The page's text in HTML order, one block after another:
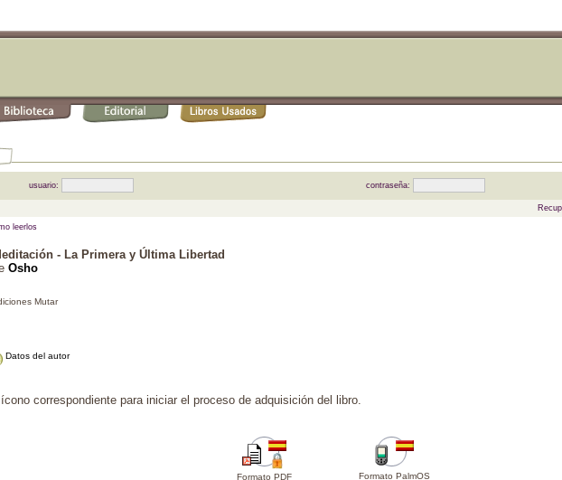
usuario: contraseña:
leerlos
- La Primera y Última Libertad
Osho
ediciones Mutar
Datos del autor
correspondiente para iniciar el proceso de adquisición del libro.
Formato PDF
Formato PalmOS